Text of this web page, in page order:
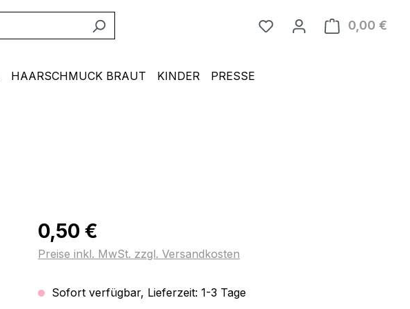
0,00 €
HAARSCHMUCK BRAUT KINDER PRESSE
Regulärer Preis:
0,50 €
Preise inkl. MwSt. zzgl. Versandkosten
Sofort verfügbar, Lieferzeit: 1-3 Tage